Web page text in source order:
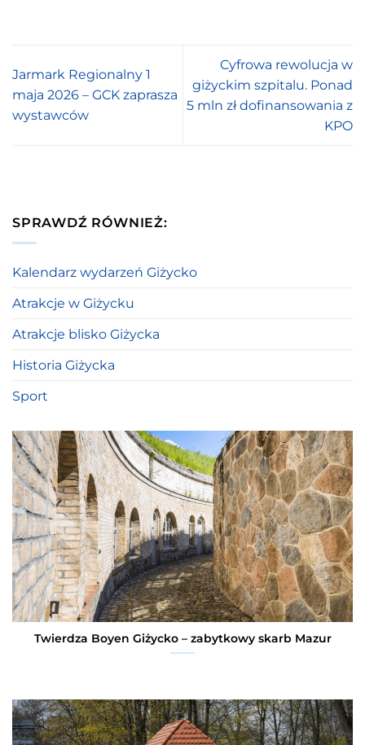
Jarmark Regionalny 1
maja 2026 – GCK zaprasza
wystawców
Cyfrowa rewolucja w
giżyckim szpitalu. Ponad
5 mln zł dofinansowania z
KPO
SPRAWDŹ RÓWNIEŻ:
Kalendarz wydarzeń Giżycko
Atrakcje w Giżycku
Atrakcje blisko Giżycka
Historia Giżycka
Sport
Twierdza Boyen Giżycko – zabytkowy skarb Mazur